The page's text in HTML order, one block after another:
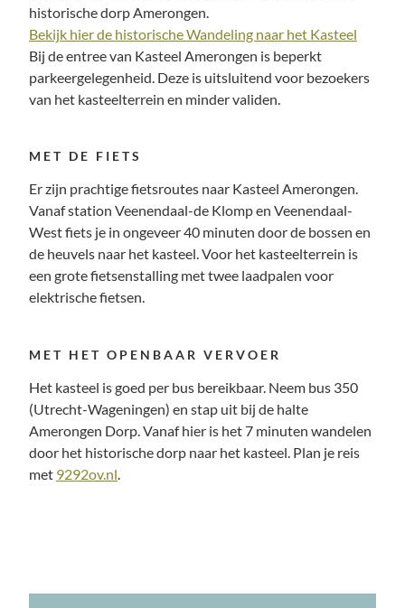
historische dorp Amerongen.
Bekijk hier de historische Wandeling naar het Kasteel
Bij de entree van Kasteel Amerongen is beperkt
parkeergelegenheid. Deze is uitsluitend voor bezoekers
van het kasteelterrein en minder validen.
MET DE FIETS
Er zijn prachtige fietsroutes naar Kasteel Amerongen.
Vanaf station Veenendaal-de Klomp en Veenendaal-
West fiets je in ongeveer 40 minuten door de bossen en
de heuvels naar het kasteel. Voor het kasteelterrein is
een grote fietsenstalling met twee laadpalen voor
elektrische fietsen.
MET HET OPENBAAR VERVOER
Het kasteel is goed per bus bereikbaar. Neem bus 350
(Utrecht-Wageningen) en stap uit bij de halte
Amerongen Dorp. Vanaf hier is het 7 minuten wandelen
door het historische dorp naar het kasteel. Plan je reis
met 9292ov.nl